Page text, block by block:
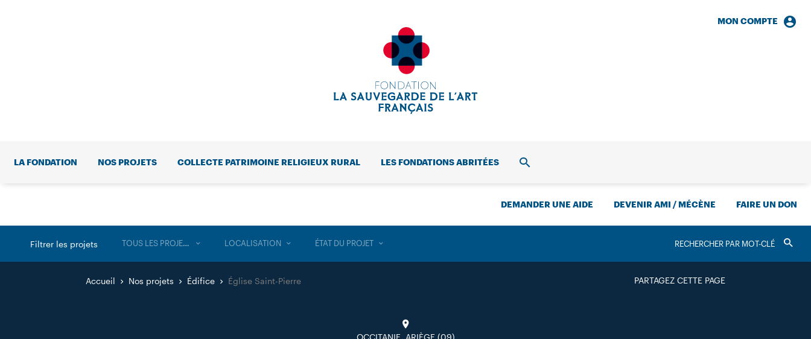
MON COMPTE
LA FONDATION NOS PROJETS COLLECTE PATRIMOINE RELIGIEUX RURAL LES FONDATIONS ABRITÉES RECHERCHE
DEMANDER UNE AIDE DEVENIR AMI / MÉCÈNE FAIRE UN DON
Filtrer les projets
Valider
TOUS LES PROJETS LOCALISATION ÉTAT DU PROJET
PARTAGEZ CETTE PAGE
Accueil Nos projets Édifice Église Saint-Pierre
OCCITANIE, ARIÈGE (09)